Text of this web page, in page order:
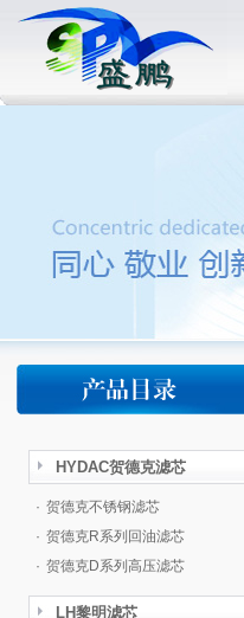
HYDAC贺德克滤芯
· 贺德克不锈钢滤芯
· 贺德克R系列回油滤芯
· 贺德克D系列高压滤芯
LH黎明滤芯